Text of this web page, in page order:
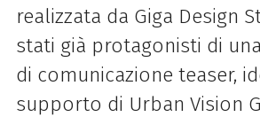
realizzata da Giga Design
stati già protagonisti di
di comunicazione teaser,
supporto di Urban Vision